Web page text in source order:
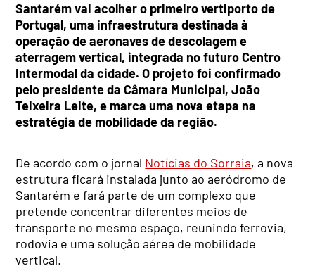
Santarém vai acolher o primeiro vertiporto de
Portugal, uma infraestrutura destinada à
operação de aeronaves de descolagem e
aterragem vertical, integrada no futuro Centro
Intermodal da cidade. O projeto foi confirmado
pelo presidente da Câmara Municipal, João
Teixeira Leite, e marca uma nova etapa na
estratégia de mobilidade da região.
De acordo com o jornal Notícias do Sorraia, a nova
estrutura ficará instalada junto ao aeródromo de
Santarém e fará parte de um complexo que
pretende concentrar diferentes meios de
transporte no mesmo espaço, reunindo ferrovia,
rodovia e uma solução aérea de mobilidade
vertical.